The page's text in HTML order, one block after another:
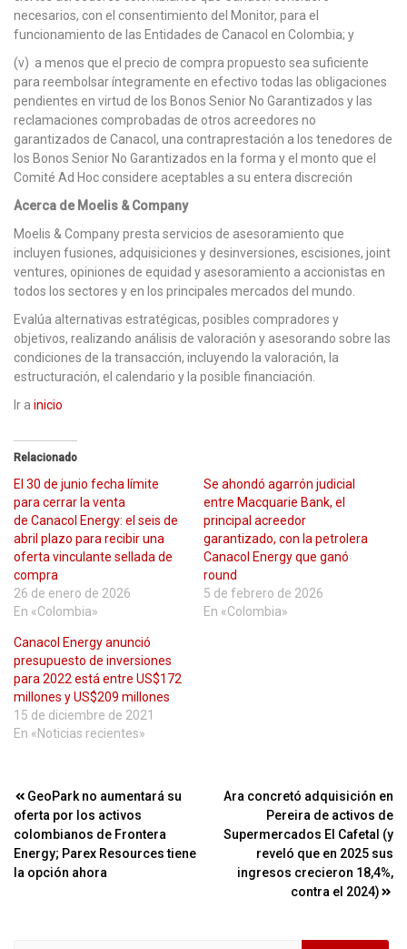
necesarios, con el consentimiento del Monitor, para el
funcionamiento de las Entidades de Canacol en Colombia; y
(v) a menos que el precio de compra propuesto sea suficiente
para reembolsar íntegramente en efectivo todas las obligaciones
pendientes en virtud de los Bonos Senior No Garantizados y las
reclamaciones comprobadas de otros acreedores no
garantizados de Canacol, una contraprestación a los tenedores de
los Bonos Senior No Garantizados en la forma y el monto que el
Comité Ad Hoc considere aceptables a su entera discreción
Acerca de Moelis & Company
Moelis & Company presta servicios de asesoramiento que
incluyen fusiones, adquisiciones y desinversiones, escisiones, joint
ventures, opiniones de equidad y asesoramiento a accionistas en
todos los sectores y en los principales mercados del mundo.
Evalúa alternativas estratégicas, posibles compradores y
objetivos, realizando análisis de valoración y asesorando sobre las
condiciones de la transacción, incluyendo la valoración, la
estructuración, el calendario y la posible financiación.
Ir a inicio
Relacionado
El 30 de junio fecha límite
para cerrar la venta
de Canacol Energy: el seis de
abril plazo para recibir una
oferta vinculante sellada de
compra
26 de enero de 2026
En «Colombia»
Se ahondó agarrón judicial
entre Macquarie Bank, el
principal acreedor
garantizado, con la petrolera
Canacol Energy que ganó
round
5 de febrero de 2026
En «Colombia»
Canacol Energy anunció
presupuesto de inversiones
para 2022 está entre US$172
millones y US$209 millones
15 de diciembre de 2021
En «Noticias recientes»
Navegación
de
entradas
GeoPark no aumentará su
oferta por los activos
colombianos de Frontera
Energy; Parex Resources tiene
la opción ahora
Ara concretó adquisición en
Pereira de activos de
Supermercados El Cafetal (y
reveló que en 2025 sus
ingresos crecieron 18,4%,
contra el 2024)